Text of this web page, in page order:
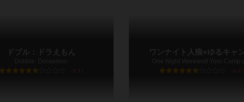
ドブル：ドラえもん
Dobble: Doraemon
6.1
ワンナイト人狼×ゆるキャ
One Night Werewolf Yuru Camp
6.0